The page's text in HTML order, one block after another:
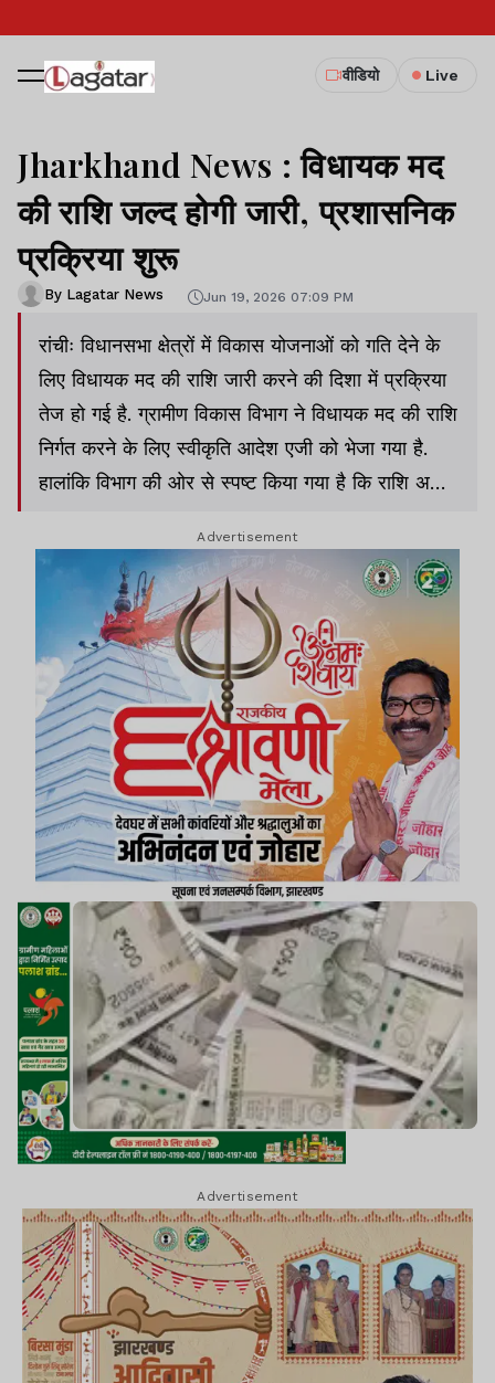
वीडियो Live
Jharkhand News : विधायक मद
की राशि जल्द होगी जारी, प्रशासनिक
प्रक्रिया शुरू
By Lagatar News Jun 19, 2026 07:09 PM
रांचीः विधानसभा क्षेत्रों में विकास योजनाओं को गति देने के
लिए विधायक मद की राशि जारी करने की दिशा में प्रक्रिया
तेज हो गई है. ग्रामीण विकास विभाग ने विधायक मद की राशि
निर्गत करने के लिए स्वीकृति आदेश एजी को भेजा गया है.
हालांकि विभाग की ओर से स्पष्ट किया गया है कि राशि अभी
प्रक्रिया चल रही है.
Advertisement
Advertisement